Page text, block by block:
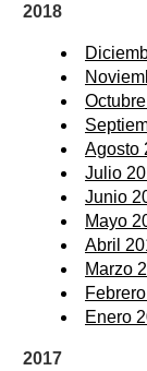
2018
Agosto
Julio
Junio
Mayo
Abril
Marzo
Enero
2017